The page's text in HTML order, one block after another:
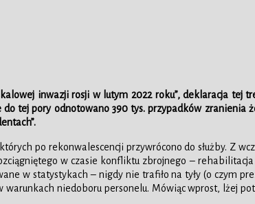
inwazji rosji w lutym 2022 roku”, deklaracja tej
tej pory odnotowano 390 tys. przypadków zranienia
po rekonwalescencji przywrócono do służby. Z
w czasie konfliktu zbrojnego –
w statystykach – nigdy nie trafiło na tyły (o czym
warunkach niedoboru personelu. Mówiąc wprost, lżej